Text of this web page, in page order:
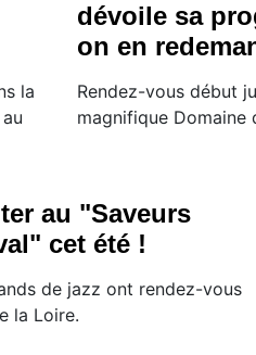
la
dévoile sa
on en
Rendez-vous début
magnifique Domaine
au "Saveurs
cet été !
de jazz ont rendez-vous
la Loire.